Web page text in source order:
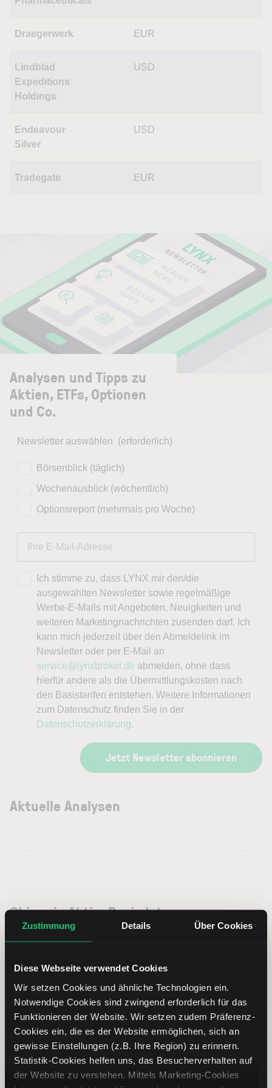
Zustimmung Details Über Cookies
Diese Webseite verwendet Cookies
Wir setzen Cookies und ähnliche Technologien ein.
Notwendige Cookies sind zwingend erforderlich für das
Funktionieren der Website. Wir setzen zudem Präferenz-
Cookies ein, die es der Website ermöglichen, sich an
gewisse Einstellungen (z.B. Ihre Region) zu erinnern.
Statistik-Cookies helfen uns, das Besucherverhalten auf
der Website zu verstehen. Mittels Marketing-Cookies
Draegerwerk EUR
Lindblad
Expeditions
Holdings
USD
Endeavour
Silver
USD
Tradegate EUR
Analysen und Tipps zu
Aktien, ETFs, Optionen
und Co.
Newsletter auswählen (erforderlich)
Börsenblick (täglich)
Wochenausblick (wöchentlich)
Optionsreport (mehrmals pro Woche)
Ich stimme zu, dass LYNX mir den/die
ausgewählten Newsletter sowie regelmäßige
Werbe-E-Mails mit Angeboten, Neuigkeiten und
weiteren Marketingnachrichten zusenden darf. Ich
kann mich jederzeit über den Abmeldelink im
Newsletter oder per E-Mail an
service@lynxbroker.de abmelden, ohne dass
hierfür andere als die Übermittlungskosten nach
den Basistarifen entstehen. Weitere Informationen
zum Datenschutz finden Sie in der
Datenschutzerklärung.
Jetzt Newsletter abonnieren
Aktuelle Analysen
Chimerix Aktie: Basisdaten
Symbol CMRX
Typ Aktie
Währung USD
Land Vereinigte Staaten von Amerika